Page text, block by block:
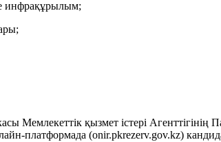
инфрақұрылым;
Мемлекеттік қызмет істері
платформада (onir.pkrezerv.gov.kz)